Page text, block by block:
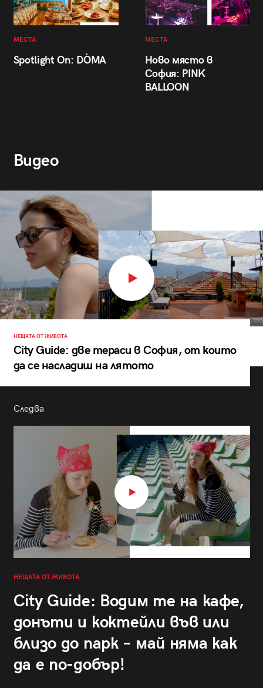
МЕСТА
Spotlight On: DÒMA
МЕСТА
Ново място в
София: PINK
BALLOON
Видео
НЕЩАТА ОТ ЖИВОТА
City Guide: две тераси в София, от които
да се насладиш на лятото
Следва
НЕЩАТА ОТ ЖИВОТА
City Guide: Водим те на кафе,
донъти и коктейли във или
близо до парк – май няма как
да е по-добър!